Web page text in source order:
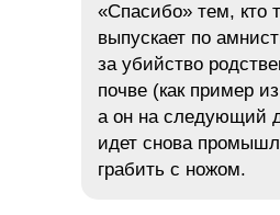
«Спасибо» тем, кто
выпускает по
за убийство
почве (как пример
а он на следующий
идет снова
грабить с ножом.